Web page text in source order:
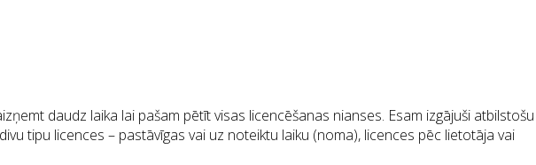
daudz laika lai pašam pētīt visas licencēšanas nianses. Esam izgājuši atbilstošu
tipu licences – pastāvīgas vai uz noteiktu laiku (noma), licences pēc lietotāja vai